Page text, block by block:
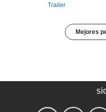
Trailer
Mejores